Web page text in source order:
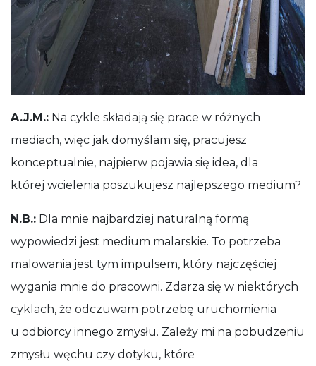
A.J.M.: Na cykle składają się prace w różnych
mediach, więc jak domyślam się, pracujesz
konceptualnie, najpierw pojawia się idea, dla
której wcielenia poszukujesz najlepszego medium?
N.B.: Dla mnie najbardziej naturalną formą
wypowiedzi jest medium malarskie. To potrzeba
malowania jest tym impulsem, który najczęściej
wygania mnie do pracowni. Zdarza się w niektórych
cyklach, że odczuwam potrzebę uruchomienia
u odbiorcy innego zmysłu. Zależy mi na pobudzeniu
zmysłu węchu czy dotyku, które